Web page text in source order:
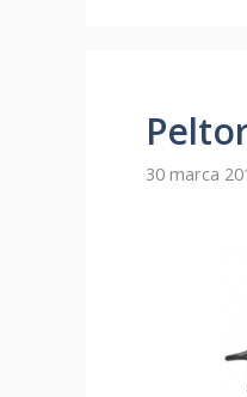
30 marca